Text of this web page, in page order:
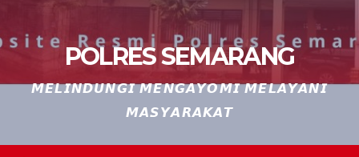
POLRES SEMARANG
𝙈𝙀𝙇𝙄𝙉𝘿𝙐𝙉𝙂𝙄 𝙈𝙀𝙉𝙂𝘼𝙔𝙊𝙈𝙄 𝙈𝙀𝙇𝘼𝙔𝘼𝙉𝙄
𝙈𝘼𝙎𝙔𝘼𝙍𝘼𝙆𝘼𝙏